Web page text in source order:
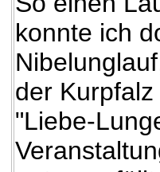
konnte ich
der
"Liebe-